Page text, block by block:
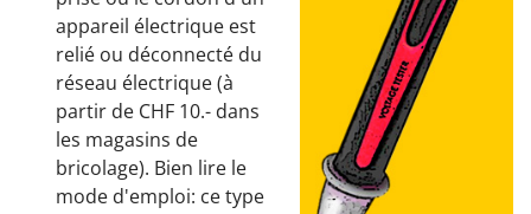
appareil électrique est
relié ou déconnecté du
réseau électrique (à
partir de CHF 10.- dans
les magasins de
bricolage). Bien lire le
mode d'emploi: ce type